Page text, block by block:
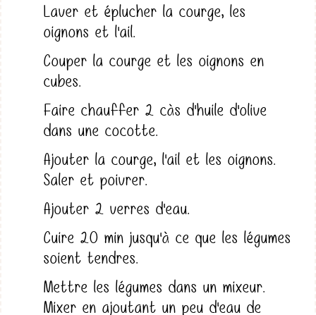
Laver et éplucher la courge, les
oignons et l'ail.
Couper la courge et les oignons en
cubes.
Faire chauffer 2 càs d'huile d'olive
dans une cocotte.
Ajouter la courge, l'ail et les oignons.
Saler et poivrer.
Ajouter 2 verres d'eau.
Cuire 20 min jusqu'à ce que les légumes
soient tendres.
Mettre les légumes dans un mixeur.
Mixer en ajoutant un peu d'eau de